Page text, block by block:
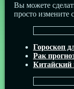
Вы можете
просто измените
Гороскоп
Рак
Китайский